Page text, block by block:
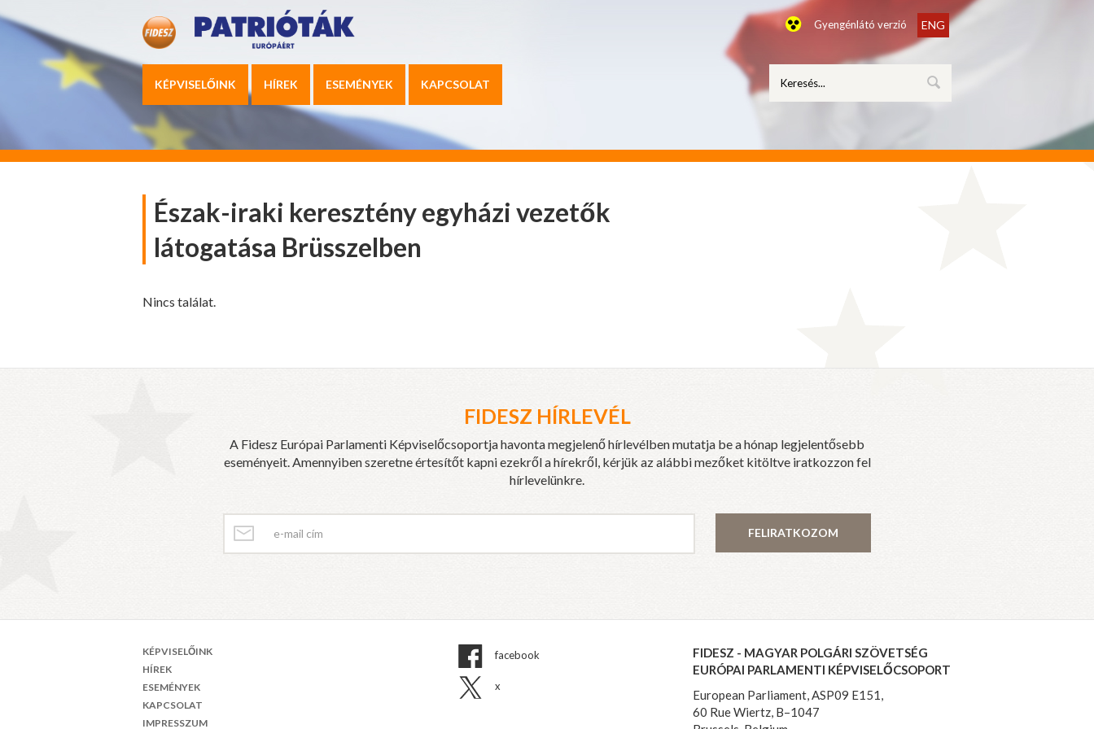
Gyengénlátó verzió ENG
KÉPVISELŐINK HÍREK ESEMÉNYEK KAPCSOLAT
Észak-iraki keresztény egyházi vezetők
látogatása Brüsszelben
Nincs találat.
FIDESZ HÍRLEVÉL
A Fidesz Európai Parlamenti Képviselőcsoportja havonta megjelenő hírlevélben mutatja be a hónap legjelentősebb
eseményeit. Amennyiben szeretne értesítőt kapni ezekről a hírekről, kérjük az alábbi mezőket kitöltve iratkozzon fel
hírlevelünkre.
FELIRATKOZOM
KÉPVISELŐINK
HÍREK
ESEMÉNYEK
KAPCSOLAT
IMPRESSZUM
facebook
x
FIDESZ - MAGYAR POLGÁRI SZÖVETSÉG
EURÓPAI PARLAMENTI KÉPVISELŐCSOPORT
European Parliament, ASP09 E151,
60 Rue Wiertz, B–1047